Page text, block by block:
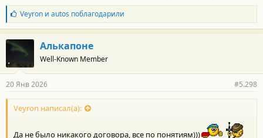
Б
л
а
г
о
а
н
о
с
:
Veyronи autos поблагодарили
Алькапоне
Well-Known Member
20 Янв 2026 #5.298
Veyron написал(а):
Да не было никакого договора, все по понятиям)))